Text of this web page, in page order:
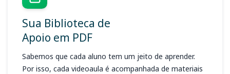
Sua Biblioteca de
Apoio em PDF
Sabemos que cada aluno tem um jeito de aprender.
Por isso, cada videoaula é acompanhada de materiais